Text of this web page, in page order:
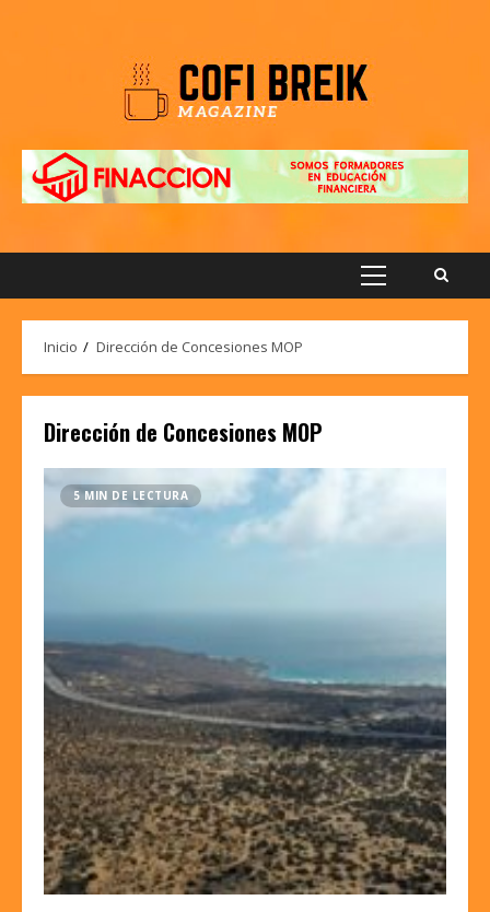
Menú
Inicio Dirección de Concesiones MOP
Dirección de Concesiones MOP
5 MIN DE LECTURA